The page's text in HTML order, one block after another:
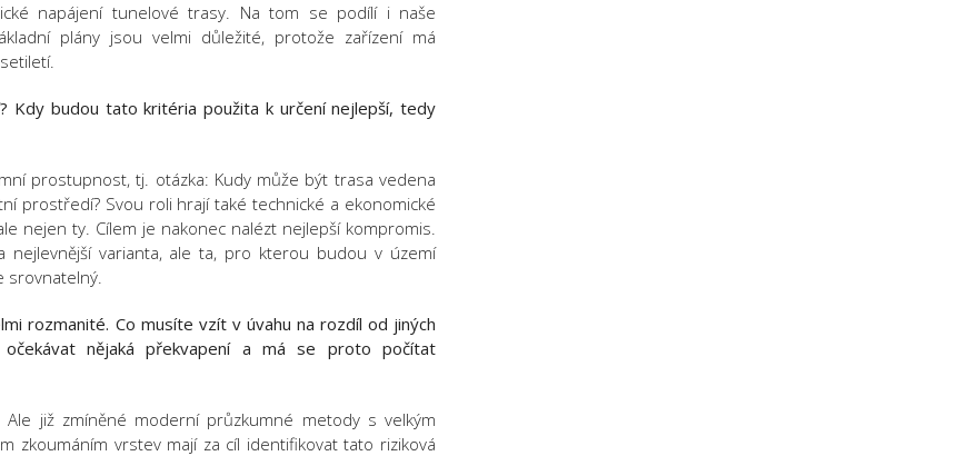
napájení tunelové trasy. Na tom se podílí i naše
plány jsou velmi důležité, protože zařízení má
Kdy budou tato kritéria použita k určení nejlepší, tedy
prostupnost, tj. otázka: Kudy může být trasa vedena
prostředí? Svou roli hrají také technické a ekonomické
nejen ty. Cílem je nakonec nalézt nejlepší kompromis.
varianta, ale ta, pro kterou budou v území
srovnatelný.
rozmanité. Co musíte vzít v úvahu na rozdíl od jiných
nějaká překvapení a má se proto počítat
již zmíněné moderní průzkumné metody s velkým
zkoumáním vrstev mají za cíl identifikovat tato riziková